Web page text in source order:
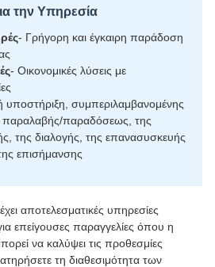
την Υπηρεσία
- Γρήγορη και έγκαιρη παράδοση
- Οικονομικές λύσεις με
υποστήριξη, συμπεριλαμβανομένης
παραλαβής/παραδόσεως, της
της διαλογής, της επανασυσκευής
επισήμανσης
αποτελεσματικές υπηρεσίες
επείγουσες παραγγελίες όπου η
να καλύψει τις προθεσμίες
τη διαθεσιμότητα των